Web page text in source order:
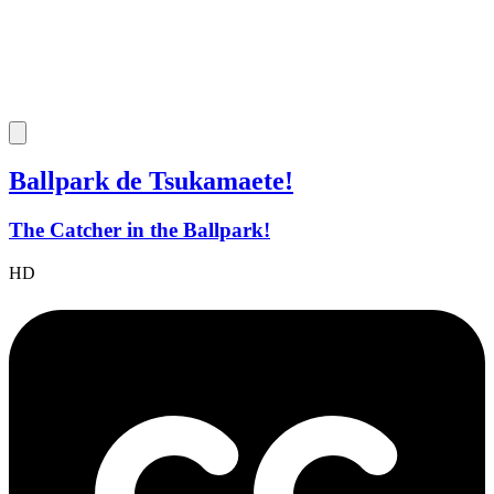
Ballpark de Tsukamaete!
The Catcher in the Ballpark!
HD